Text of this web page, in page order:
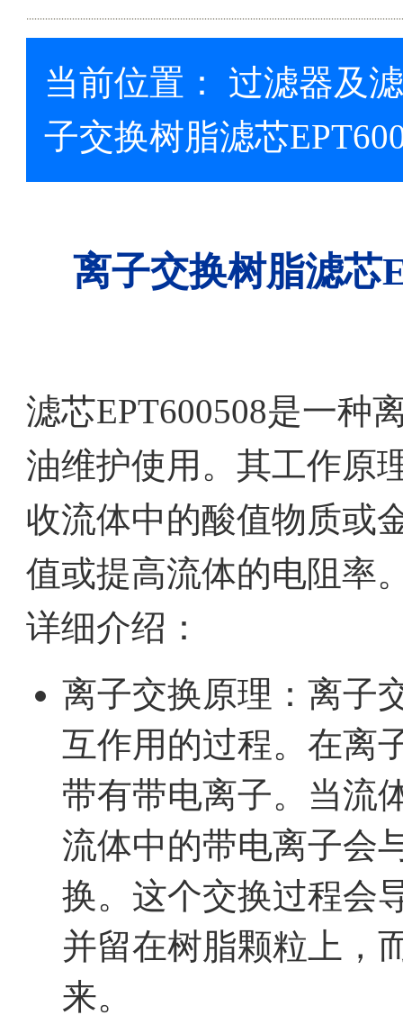
当前位置： 过滤器及
子交换树脂滤芯
离子交换树脂滤芯
滤芯EPT600508是一种
油维护使用。其工作原
收流体中的酸值物质或
值或提高流体的电阻率
详细介绍：
离子交换原理：离子
互作用的过程。在离
带有带电离子。当流
流体中的带电离子会
换。这个交换过程会
并留在树脂颗粒上，
来。